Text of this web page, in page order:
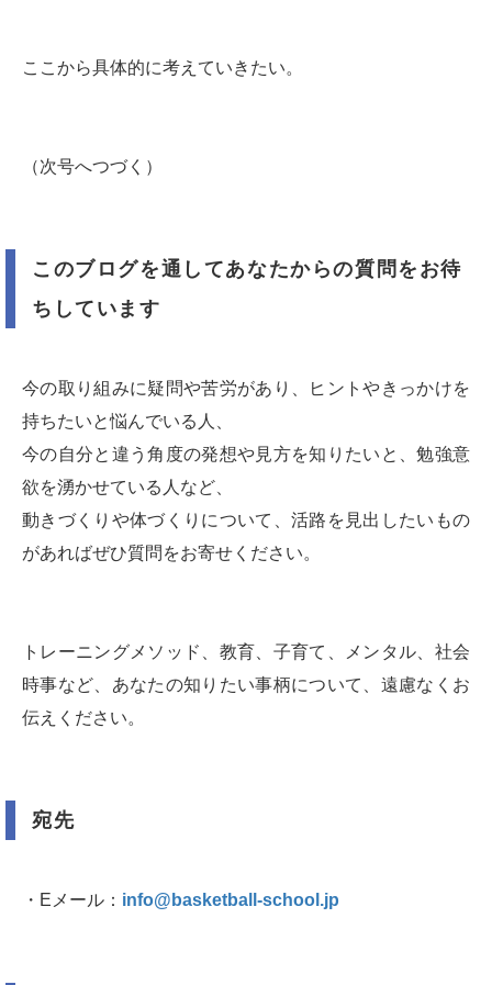
ここから具体的に考えていきたい。
（次号へつづく）
このブログを通してあなたからの質問をお待
ちしています
今の取り組みに疑問や苦労があり、ヒントやきっかけを
持ちたいと悩んでいる人、
今の自分と違う角度の発想や見方を知りたいと、勉強意
欲を湧かせている人など、
動きづくりや体づくりについて、活路を見出したいもの
があればぜひ質問をお寄せください。
トレーニングメソッド、教育、子育て、メンタル、社会
時事など、あなたの知りたい事柄について、遠慮なくお
伝えください。
宛先
・Eメール： info@basketball-school.jp